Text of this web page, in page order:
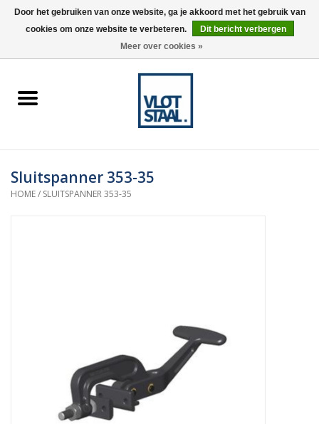
0 Artikelen - €0,00
spanners
Sluitspanner 353-35
HOME/ SLUITSPANNER 353-35
Door het gebruiken van onze website, ga je akkoord met het gebruik van
cookies om onze website te verbeteren.
Dit bericht verbergen
Meer over cookies »